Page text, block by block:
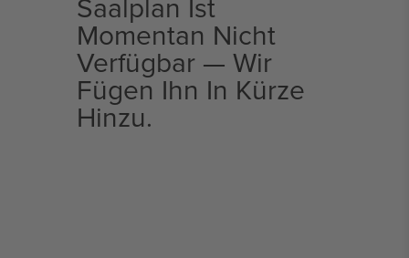
Momentan Nicht
Verfügbar — Wir
Fügen Ihn In Kürze
Hinzu.